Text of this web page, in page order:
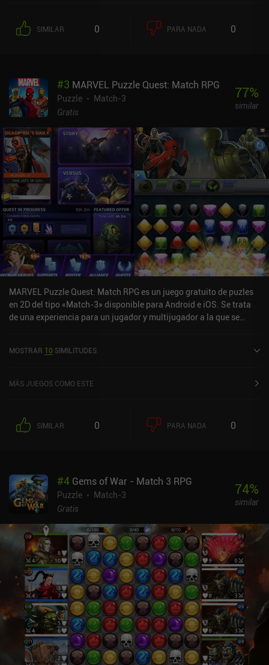
SIMILAR 0 PARA NADA 0
#3 MARVEL Puzzle Quest: Match RPG
Puzzle
Match-3
Gratis
77%
similar
MARVEL Puzzle Quest: Match RPG es un juego gratuito de puzles
en 2D del tipo «Match-3» disponible para Android e iOS. Se trata
de una experiencia para un jugador y multijugador a la que se
Quest: Match RPG se lanzó en agosto de 2013 y tiene actualmente
en la App Store de iOS.
MOSTRAR 10 SIMILITUDES
MÁS JUEGOS COMO ESTE
SIMILAR 0 PARA NADA 0
#4 Gems of War - Match 3 RPG
Puzzle
Match-3
Gratis
74%
similar